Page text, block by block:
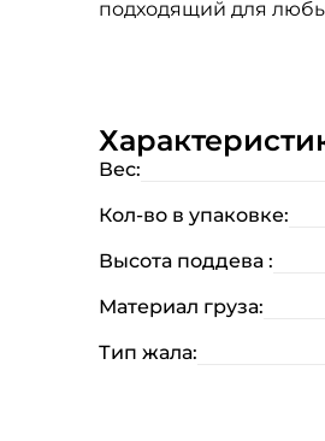
подходящий для
Вес:
Кол-во в упаковке:
Высота поддева :
Материал груза:
Тип жала: